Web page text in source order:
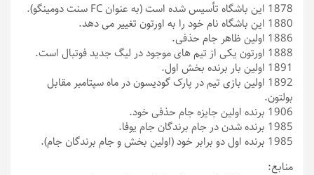
1878 این باشگاه تأسیس شده است (به عنوان FC سنت دومینگو).
1880 این باشگاه نام خود را به اورتون تغییر می دهد.
1886 اولین ظاهر جام حذفی.
1888 اورتون یکی از تیم های موجود در لیگ جدید فوتبال است.
1891 اولین بار برنده بخش اول.
1892 اولین بازی تیم در پارک گودیسون در ماه سپتامبر مقابل
بولتون.
1906 برنده اولین جایزه جام حذفی خود.
1985 برنده شدن در جام برندگان جام یوفا.
1985 برنده اول دو برابر خود (اولین بخش و جام برندگان جام).
منابع: